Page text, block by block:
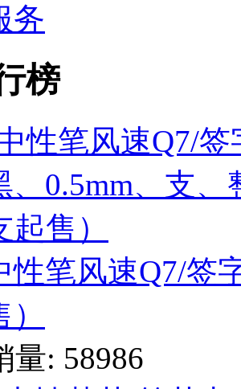
务
榜
性笔风速Q7/签
量: 58986